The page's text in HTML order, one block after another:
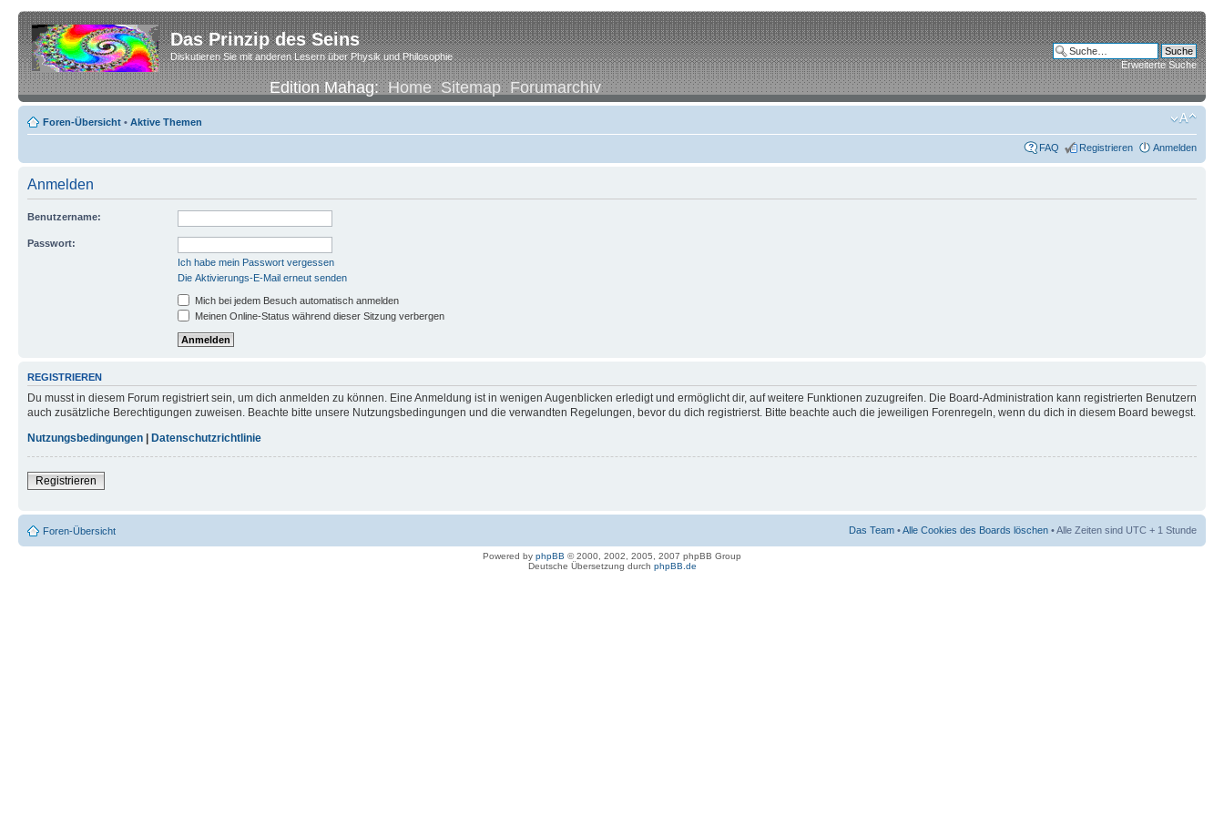
Das Prinzip des Seins
Diskutieren Sie mit anderen Lesern über Physik und Philosophie
Edition Mahag:Home Sitemap Forumarchiv
Erweiterte Suche
Foren-Übersicht • Aktive Themen
FAQ Registrieren Anmelden
Anmelden
Benutzername:
Passwort:
Ich habe mein Passwort vergessen
Die Aktivierungs-E-Mail erneut senden
Mich bei jedem Besuch automatisch anmelden
Meinen Online-Status während dieser Sitzung verbergen
REGISTRIEREN
Du musst in diesem Forum registriert sein, um dich anmelden zu können. Eine Anmeldung ist in wenigen Augenblicken erledigt und ermöglicht dir, auf weitere Funktionen zuzugreifen. Die Board-Administration kann registrierten Benutzern
auch zusätzliche Berechtigungen zuweisen. Beachte bitte unsere Nutzungsbedingungen und die verwandten Regelungen, bevor du dich registrierst. Bitte beachte auch die jeweiligen Forenregeln, wenn du dich in diesem Board bewegst.
Nutzungsbedingungen
Datenschutzrichtlinie
Registrieren
Foren-Übersicht Das Team •Alle Cookies des Boards löschen • Alle Zeiten sind UTC + 1 Stunde
Powered by phpBB © 2000, 2002, 2005, 2007 phpBB Group
Deutsche Übersetzung durch phpBB.de